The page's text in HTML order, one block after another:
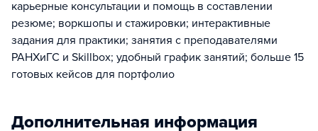
карьерные консультации и помощь в составлении
резюме; воркшопы и стажировки; интерактивные
задания для практики; занятия с преподавателями
РАНХиГС и Skillbox; удобный график занятий; больше 15
готовых кейсов для портфолио
Дополнительная информация